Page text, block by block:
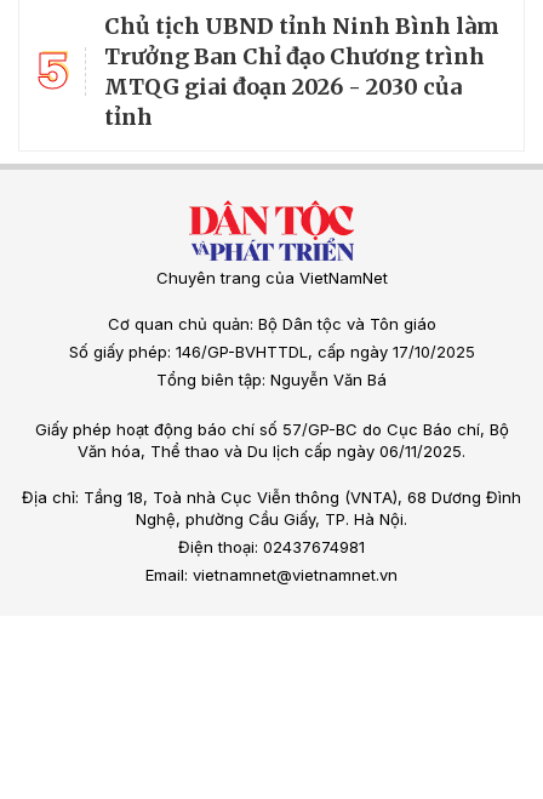
5
Chủ tịch UBND tỉnh Ninh Bình làm
Trưởng Ban Chỉ đạo Chương trình
MTQG giai đoạn 2026 - 2030 của
tỉnh
Chuyên trang của VietNamNet
Cơ quan chủ quản: Bộ Dân tộc và Tôn giáo
Số giấy phép: 146/GP-BVHTTDL, cấp ngày 17/10/2025
Tổng biên tập: Nguyễn Văn Bá
Giấy phép hoạt động báo chí số 57/GP-BC do Cục Báo chí, Bộ
Văn hóa, Thể thao và Du lịch cấp ngày 06/11/2025.
Địa chỉ: Tầng 18, Toà nhà Cục Viễn thông (VNTA), 68 Dương Đình
Nghệ, phường Cầu Giấy, TP. Hà Nội.
Điện thoại: 02437674981
Email: vietnamnet@vietnamnet.vn